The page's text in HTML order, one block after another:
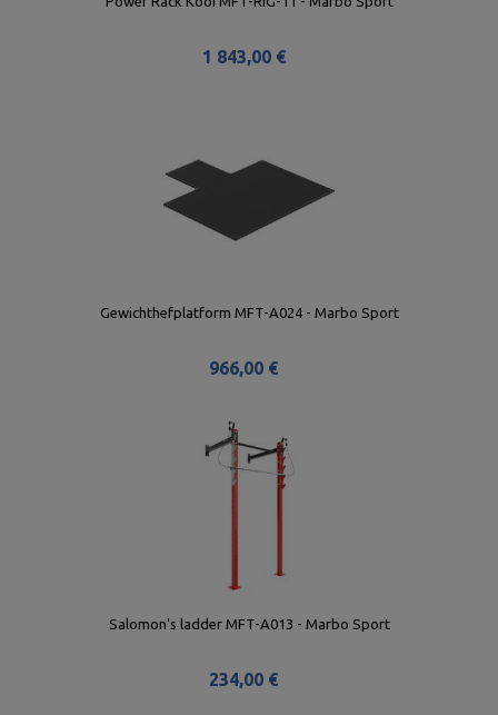
1 843,00 €
Gewichthefplatform MFT-A024 - Marbo Sport
966,00 €
Salomon's ladder MFT-A013 - Marbo Sport
234,00 €